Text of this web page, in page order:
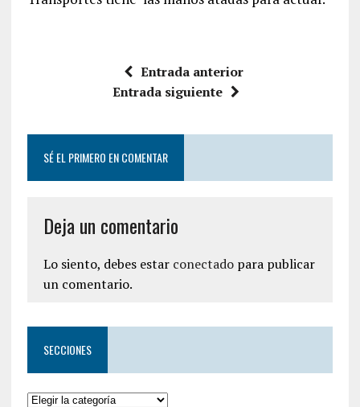
Entrada anterior
Entrada siguiente
SÉ EL PRIMERO EN COMENTAR
Deja un comentario
Lo siento, debes estar conectadopara publicar
un comentario.
SECCIONES